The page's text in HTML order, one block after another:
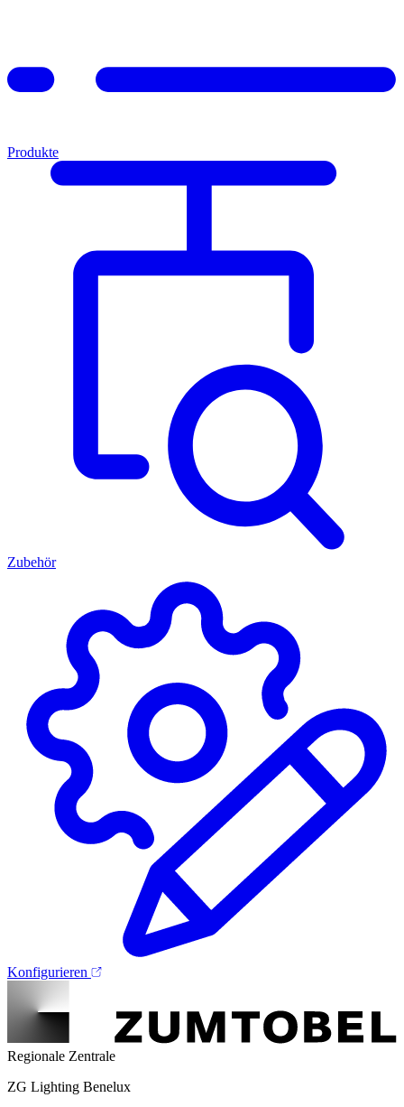
Produkte
Zubehör
Konfigurieren
Regionale Zentrale
ZG Lighting Benelux